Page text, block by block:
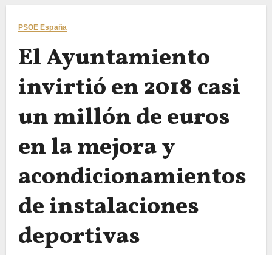
PSOE España
El Ayuntamiento
invirtió en 2018 casi
un millón de euros
en la mejora y
acondicionamientos
de instalaciones
deportivas